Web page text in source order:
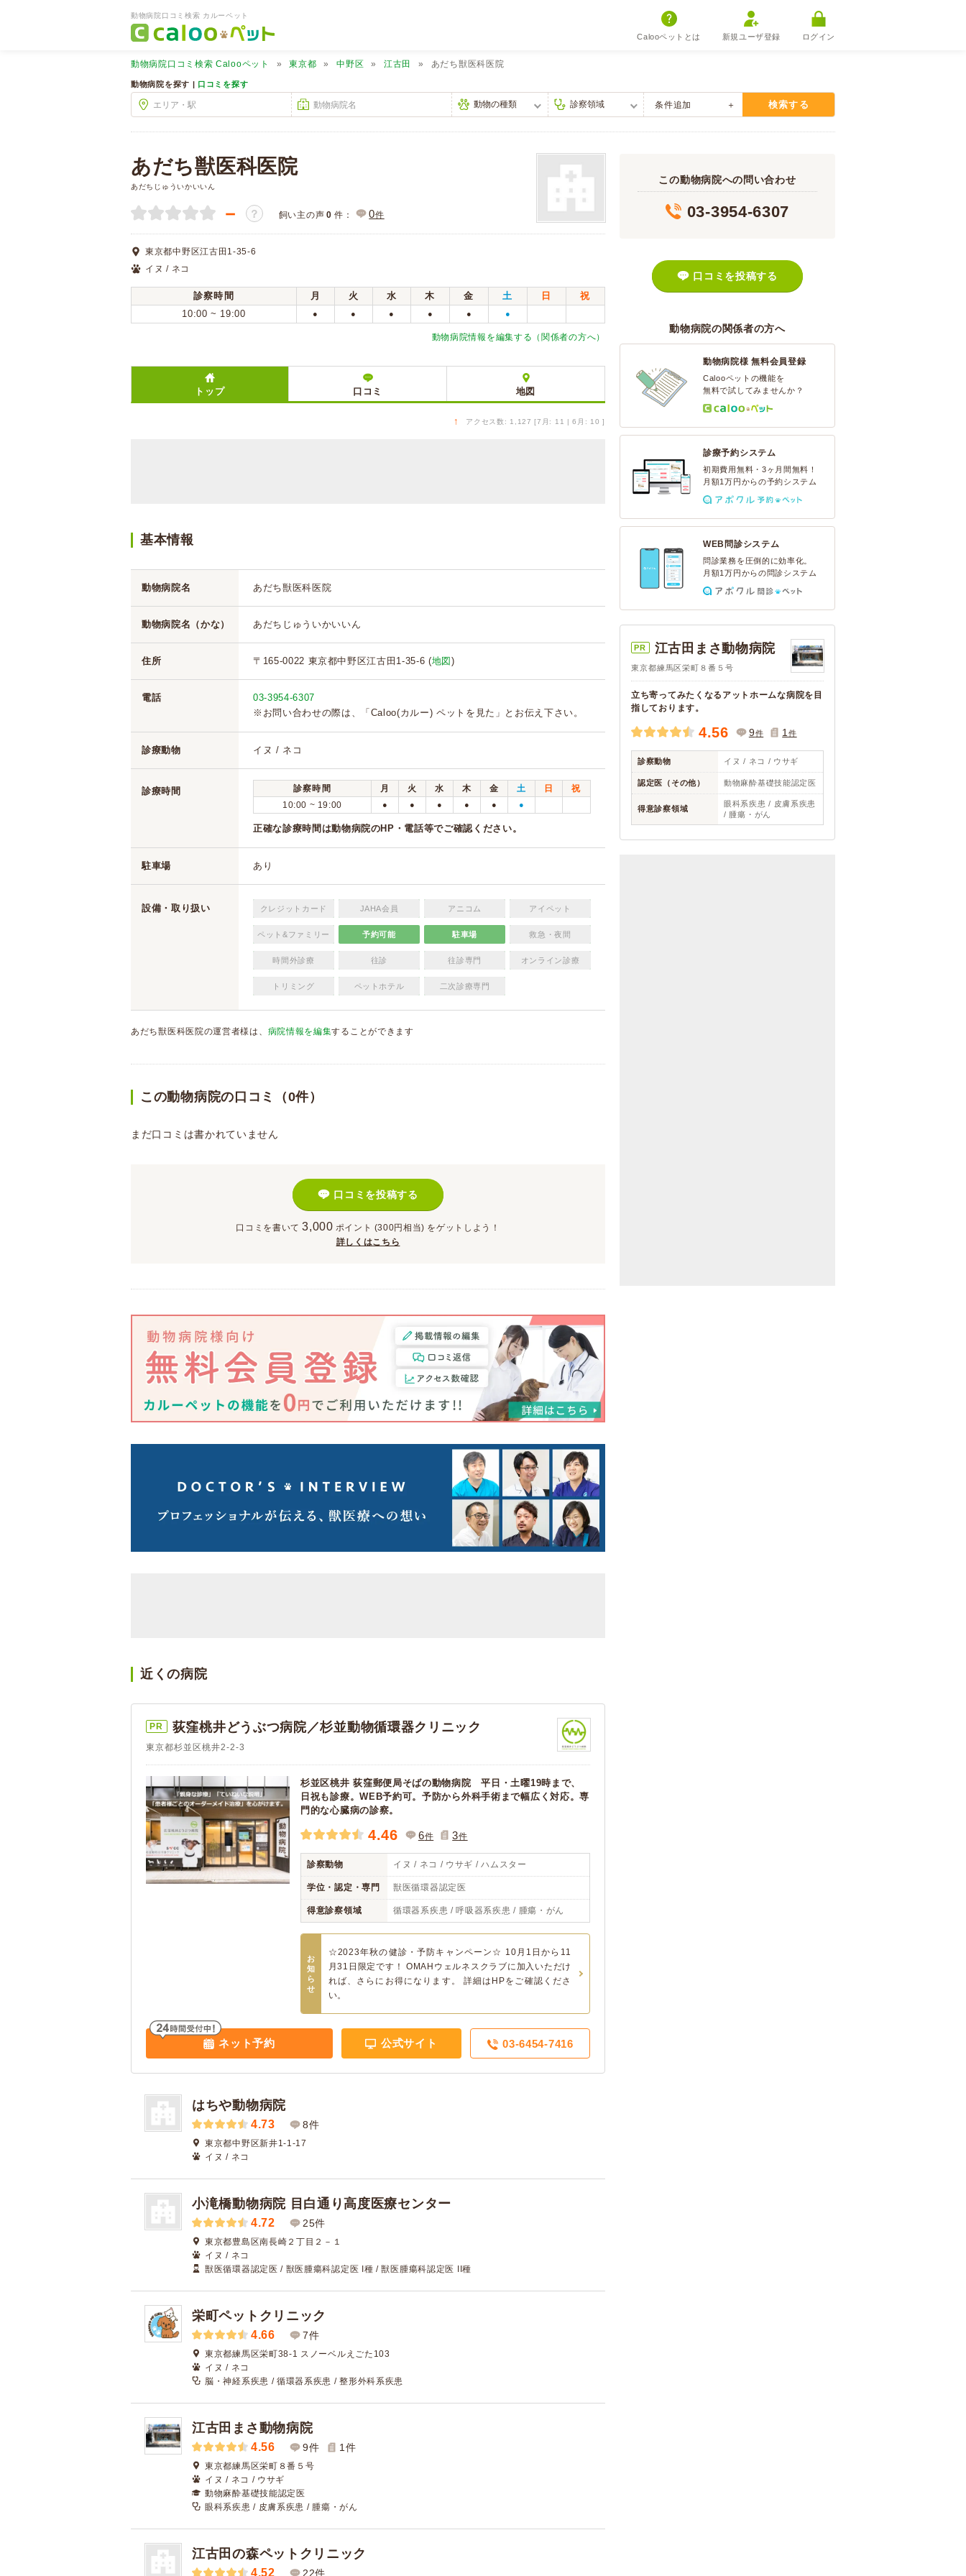
動物病院口コミ検索 カルーペット
Calooペットとは 新規ユーザ登録 ログイン
動物病院口コミ検索 Calooペット 東京都 中野区 江古田 あだち獣医科医院
動物病院を探す | 口コミを探す
条件追加 検索する
あだち獣医科医院
あだちじゅういかいいん
－ ？ 飼い主の声 0 件： 0件
東京都中野区江古田1-35-6
イヌ / ネコ
診察時間 月 火 水 木 金 土 日
祝
10:00 ~ 19:00
● ● ● ● ● ●
動物病院情報を編集する（関係者の方へ）
トップ 口コミ 地図
↑ アクセス数: 1,127 [7月: 11 | 6月: 10 ]
基本情報
動物病院名 あだち獣医科医院
動物病院名（かな） あだちじゅういかいいん
住所 〒165-0022 東京都中野区江古田1-35-6 (地図 )
電話
03-3954-6307
※お問い合わせの際は、「Caloo(カルー) ペットを見た」とお伝え下さい。
診療動物 イヌ / ネコ
診療時間 診察時間 月 火 水 木 金 土 日
祝
10:00 ~ 19:00
● ● ● ● ● ●
正確な診療時間は動物病院のHP・電話等でご確認ください。
駐車場 あり
設備・取り扱い クレジットカード JAHA会員 アニコム アイペット
ペット&ファミリー 予約可能 駐車場 救急・夜間
時間外診療 往診 往診専門 オンライン診療
トリミング ペットホテル 二次診療専門
あだち獣医科医院の運営者様は、 病院情報を編集することができます
この動物病院の口コミ（0件）
まだ口コミは書かれていません
口コミを投稿する
口コミを書いて 3,000 ポイント (300円相当) をゲットしよう！
詳しくはこちら
近くの病院
PR 荻窪桃井どうぶつ病院／杉並動物循環器クリニック
東京都杉並区桃井2-2-3
杉並区桃井 荻窪郵便局そばの動物病院 平日・土曜19時まで、
日祝も診療。WEB予約可。予防から外科手術まで幅広く対応。専
門的な心臓病の診察。
4.46 6件 3件
診察動物 イヌ / ネコ / ウサギ / ハムスター
学位・認定・専門 獣医循環器認定医
得意診察領域 循環器系疾患 / 呼吸器系疾患 / 腫瘍・がん
お
知
ら
せ
☆2023年秋の健診・予防キャンペーン☆ 10月1日から11
月31日限定です！ OMAHウェルネスクラブに加入いただけ
れば、さらにお得になります。 詳細はHPをご確認くださ
い。
ネット予約 公式サイト 03-6454-7416
はちや動物病院
4.73 8件
東京都中野区新井1-1-17
イヌ / ネコ
小滝橋動物病院 目白通り高度医療センター
4.72 25件
東京都豊島区南長崎２丁目２－１
イヌ / ネコ
獣医循環器認定医 / 獣医腫瘍科認定医 I種 / 獣医腫瘍科認定医 II種
栄町ペットクリニック
4.66 7件
東京都練馬区栄町38-1 スノーベルえごた103
イヌ / ネコ
脳・神経系疾患 / 循環器系疾患 / 整形外科系疾患
江古田まさ動物病院
4.56 9件 1 件
東京都練馬区栄町８番５号
イヌ / ネコ / ウサギ
動物麻酔基礎技能認定医
眼科系疾患 / 皮膚系疾患 / 腫瘍・がん
江古田の森ペットクリニック
4.52 22件
この動物病院への問い合わせ
03-3954-6307
口コミを投稿する
動物病院の関係者の方へ
動物病院様 無料会員登録
Calooペットの機能を
無料で試してみませんか？
診療予約システム
初期費用無料・3ヶ月間無料！
月額1万円からの予約システム
WEB問診システム
問診業務を圧倒的に効率化。
月額1万円からの問診システム
PR 江古田まさ動物病院
東京都練馬区栄町８番５号
立ち寄ってみたくなるアットホームな病院を目
指しております。
4.56 9件 1 件
診察動物 イヌ / ネコ / ウサギ
認定医（その他） 動物麻酔基礎技能認定医
得意診察領域
眼科系疾患 / 皮膚系疾患
/ 腫瘍・がん